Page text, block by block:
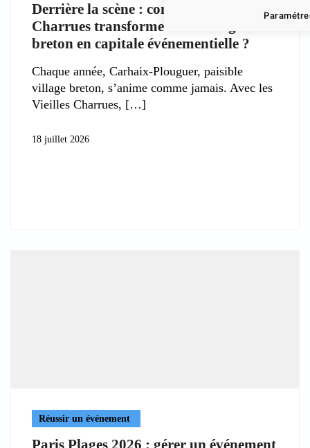
Derrière la scène : comment les Vieilles
Charrues transforment un village
breton en capitale événementielle ?
Chaque année, Carhaix-Plouguer, paisible
village breton, s’anime comme jamais. Avec les
Vieilles Charrues,
18 juillet 2026
Réussir un événement